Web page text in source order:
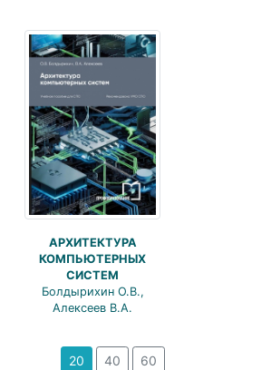
АРХИТЕКТУРА
КОМПЬЮТЕРНЫХ
СИСТЕМ
Болдырихин О.В.,
Алексеев В.А.
20 40 60